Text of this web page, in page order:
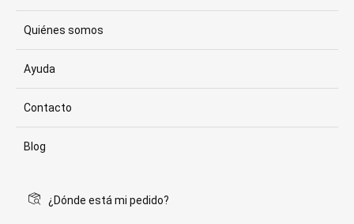
Quiénes somos
Ayuda
Contacto
Blog
¿Dónde está mi pedido?